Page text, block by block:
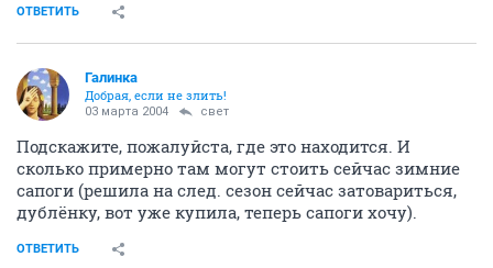
ОТВЕТИТЬ
Галинка
Добрая, если не злить!
03 марта 2004 свет
Подскажите, пожалуйста, где это находится. И
сколько примерно там могут стоить сейчас зимние
сапоги (решила на след. сезон сейчас затовариться,
дублёнку, вот уже купила, теперь сапоги хочу).
ОТВЕТИТЬ